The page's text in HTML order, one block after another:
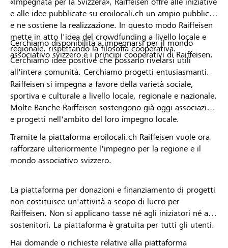
e alle idee pubblicate su eroilocali.ch un ampio pubblico
e ne sostiene la realizzazione. In questo modo Raiffeisen
mette in atto l'idea del crowdfunding a livello locale e
regionale, rispettando la filosofia cooperativa.
Cerchiamo idee positive che possano rivelarsi utili
all'intera comunità. Cerchiamo progetti entusiasmanti.
Cerchiamo disponibilità a impegnarsi per il mondo
associativo svizzero e i principi cooperativi di Raiffeisen.
Raiffeisen si impegna a favore della varietà sociale,
sportiva e culturale a livello locale, regionale e nazionale.
Molte Banche Raiffeisen sostengono già oggi associazioni
e progetti nell'ambito del loro impegno locale.
Tramite la piattaforma eroilocali.ch Raiffeisen vuole ora
rafforzare ulteriormente l'impegno per la regione e il
mondo associativo svizzero.
La piattaforma per donazioni e finanziamento di progetti
non costituisce un'attività a scopo di lucro per
Raiffeisen. Non si applicano tasse né agli iniziatori né ai
sostenitori. La piattaforma è gratuita per tutti gli utenti.
Hai domande o richieste relative alla piattaforma